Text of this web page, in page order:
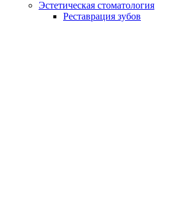
Эстетическая стоматология
Реставрация зубов